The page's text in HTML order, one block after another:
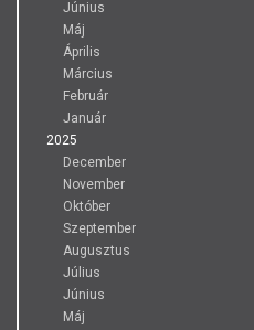
Június
Máj
Április
Március
Február
Január
2025
December
November
Október
Szeptember
Augusztus
Július
Június
Máj